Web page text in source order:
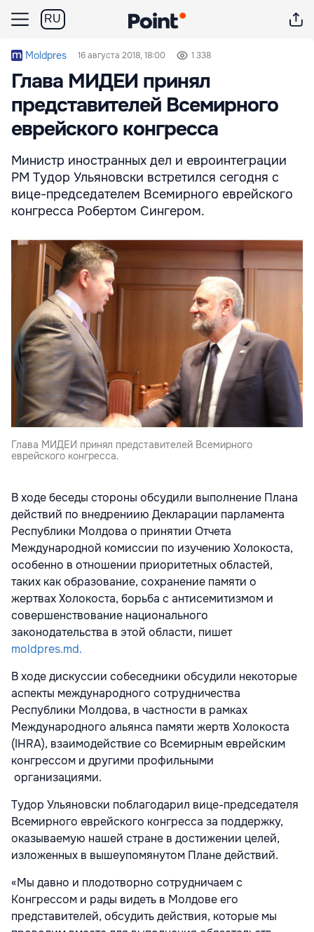
RU
Moldpres 16 августа 2018, 18:00 1 338
Глава МИДЕИ принял
представителей Всемирного
еврейского конгресса
Министр иностранных дел и евроинтеграции
РМ Тудор Ульяновски встретился сегодня с
вице-председателем Всемирного еврейского
конгресса Робертом Сингером.
Глава МИДЕИ принял представителей Всемирного
еврейского конгресса.
В ходе беседы стороны обсудили выполнение Плана
действий по внедрениию Декларации парламента
Республики Молдова о принятии Отчета
Международной комиссии по изучению Холокоста,
особенно в отношении приоритетных областей,
таких как образование, сохранение памяти о
жертвах Холокоста, борьба с антисемитизмом и
совершенствование национального
законодательства в этой области, пишет
moldpres.md.
В ходе дискуссии собеседники обсудили некоторые
аспекты международного сотрудничества
Республики Молдова, в частности в рамках
Международного альянса памяти жертв Холокоста
(IHRA), взаимодействие со Всемирным еврейским
конгрессом и другими профильными
организациями.
Тудор Ульяновски поблагодарил вице-председателя
Всемирного еврейского конгресса за поддержку,
оказываемую нашей стране в достижении целей,
изложенных в вышеупомянутом Плане действий.
«Мы давно и плодотворно сотрудничаем с
Конгрессом и рады видеть в Молдове его
представителей, обсудить действия, которые мы